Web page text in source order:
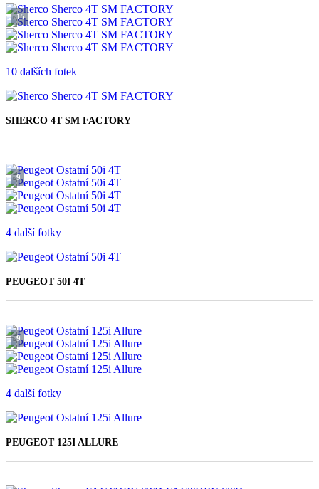
10 dalších fotek
15
SHERCO 4T SM FACTORY
4 další fotky
9
PEUGEOT 50I 4T
4 další fotky
9
PEUGEOT 125I ALLURE